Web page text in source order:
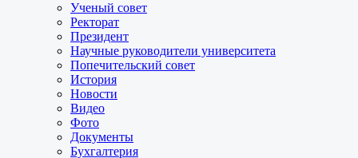
Ученый совет
Ректорат
Президент
Научные руководители университета
Попечительский совет
История
Новости
Видео
Фото
Документы
Бухгалтерия